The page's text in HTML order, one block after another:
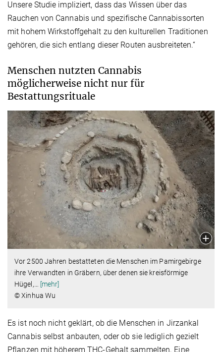
Unsere Studie impliziert, dass das Wissen über das
Rauchen von Cannabis und spezifische Cannabissorten
mit hohem Wirkstoffgehalt zu den kulturellen Traditionen
gehören, die sich entlang dieser Routen ausbreiteten.“
Menschen nutzten Cannabis
möglicherweise nicht nur für
Bestattungsrituale
Vor 2500 Jahren bestatteten die Menschen im Pamirgebirge
ihre Verwandten in Gräbern, über denen sie kreisförmige
Hügel,
[mehr]
© Xinhua Wu
Es ist noch nicht geklärt, ob die Menschen in Jirzankal
Cannabis selbst anbauten, oder ob sie lediglich gezielt
Pflanzen mit höherem THC-Gehalt sammelten. Eine